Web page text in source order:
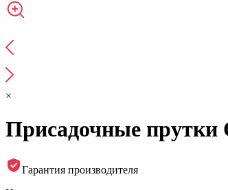
×
Присадочные прутки
Гарантия производителя